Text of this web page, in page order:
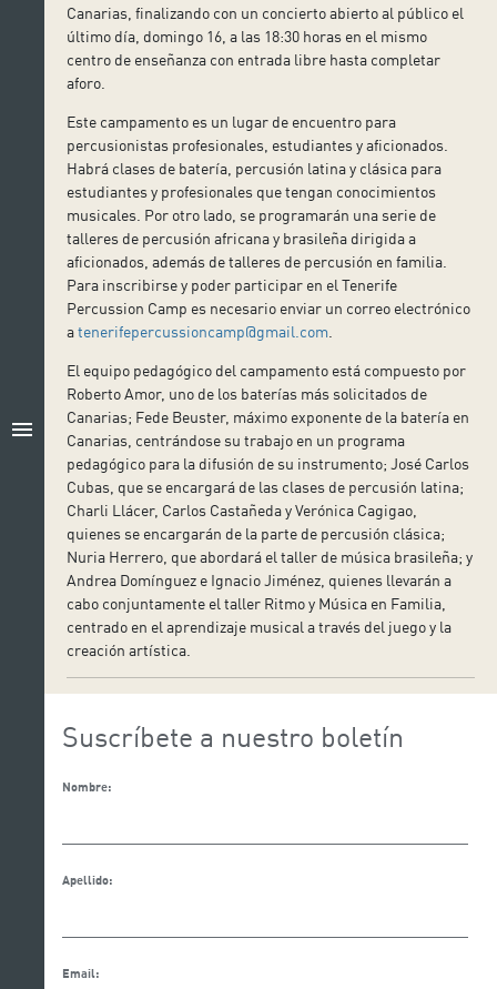
menu
Canarias, finalizando con un concierto abierto al público el
último día, domingo 16, a las 18:30 horas en el mismo
centro de enseñanza con entrada libre hasta completar
aforo.
Este campamento es un lugar de encuentro para
percusionistas profesionales, estudiantes y aficionados.
Habrá clases de batería, percusión latina y clásica para
estudiantes y profesionales que tengan conocimientos
musicales. Por otro lado, se programarán una serie de
talleres de percusión africana y brasileña dirigida a
aficionados, además de talleres de percusión en familia.
Para inscribirse y poder participar en el Tenerife
Percussion Camp es necesario enviar un correo electrónico
atenerifepercussioncamp@gmail.com
El equipo pedagógico del campamento está compuesto por
Roberto Amor, uno de los baterías más solicitados de
Canarias; Fede Beuster, máximo exponente de la batería en
Canarias, centrándose su trabajo en un programa
pedagógico para la difusión de su instrumento; José Carlos
Cubas, que se encargará de las clases de percusión latina;
Charli Llácer, Carlos Castañeda y Verónica Cagigao,
quienes se encargarán de la parte de percusión clásica;
Nuria Herrero, que abordará el taller de música brasileña; y
Andrea Domínguez e Ignacio Jiménez, quienes llevarán a
cabo conjuntamente el taller Ritmo y Música en Familia,
centrado en el aprendizaje musical a través del juego y la
creación artística.
Suscríbete a nuestro boletín
Nombre:
Apellido:
Email: